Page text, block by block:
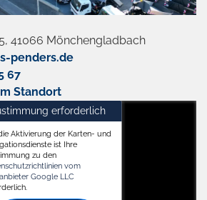
41066 Mönchengladbach
penders.de
67
Standort
Mönchengladbach
erforderlich
Aktivierung der Karten- und
ist Ihre
zu den
vom
Google LLC